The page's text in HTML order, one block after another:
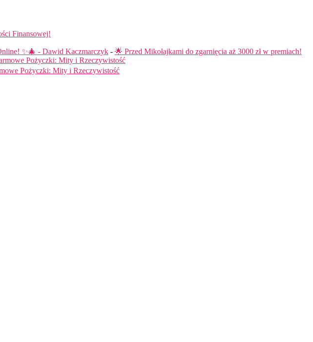
Finansowej!
✨🎄 - Dawid Kaczmarczyk - 🌟 Przed Mikołajkami do zgarnięcia aż 3000 zł w premiach!
Pożyczki: Mity i Rzeczywistość
Pożyczki: Mity i Rzeczywistość